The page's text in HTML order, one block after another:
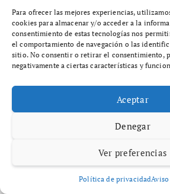
Para ofrecer las mejores experiencias,
cookies para almacenar y/o acceder a la
consentimiento de estas tecnologías nos
el comportamiento de navegación o las
sitio. No consentir o retirar el consentimiento,
negativamente a ciertas características y
Aceptar
Denegar
Ver preferencias
Política de privacidad
t
r
a
s
Maria Izquierdo
Diccionario
diciembre 6, 2025
58 views
Guía completa sobre
¿Qué son las Zonas de Ventas y
importantes para tu negocio?
zonas de ventas y por qué son